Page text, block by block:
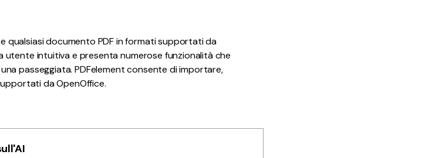
qualsiasi documento PDF in formati supportati da
utente intuitiva e presenta numerose funzionalità che
passeggiata. PDFelement consente di importare,
da OpenOffice.